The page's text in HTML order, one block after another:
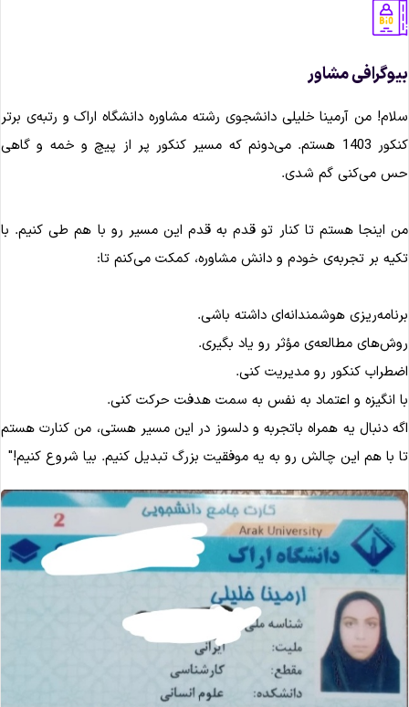
مشاور
من آرمینا خلیلی دانشجوی رشته مشاوره دانشگاه اراک و رتبه‌ی برتر
کنکور 1403 هستم. می‌دونم که مسیر کنکور پر از پیچ و خمه و گاهی
می‌کنی گم شدی.
اینجا هستم تا کنار تو قدم به قدم این مسیر رو با هم طی کنیم. با
بر تجربه‌ی خودم و دانش مشاوره، کمکت می‌کنم تا:
هوشمندانه‌ای داشته باشی.
مطالعه‌ی مؤثر رو یاد بگیری.
کنکور رو مدیریت کنی.
انگیزه و اعتماد به نفس به سمت هدفت حرکت کنی.
دنبال یه همراه باتجربه و دلسوز در این مسیر هستی، من کنارت هستم
با هم این چالش رو به یه موفقیت بزرگ تبدیل کنیم. بیا شروع کنیم!"